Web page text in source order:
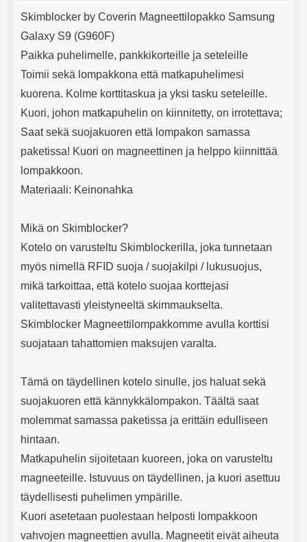
Max Output: USB: DC5V/3.0A
9V/2.22A (PD20W)
12V/1.67A(PD20W) Total Effekt:
20.W Max Johdon pituus: 1 metri
Väri: Valkoinen
Tuotekuvaus
Skimblocker by Coverin Magneettilopakko Samsung
Galaxy S9 (G960F)
Paikka puhelimelle, pankkikorteille ja seteleille
Toimii sekä lompakkona että matkapuhelimesi
kuorena. Kolme korttitaskua ja yksi tasku seteleille.
Kuori, johon matkapuhelin on kiinnitetty, on irrotettava;
Saat sekä suojakuoren että lompakon samassa
paketissa! Kuori on magneettinen ja helppo kiinnittää
lompakkoon.
Materiaali: Keinonahka
Mikä on Skimblocker?
Kotelo on varusteltu Skimblockerilla, joka tunnetaan
myös nimellä RFID suoja / suojakilpi / lukusuojus,
mikä tarkoittaa, että kotelo suojaa korttejasi
valitettavasti yleistyneeltä skimmaukselta.
Skimblocker Magneettilompakkomme avulla korttisi
suojataan tahattomien maksujen varalta.
Tämä on täydellinen kotelo sinulle, jos haluat sekä
suojakuoren että kännykkälompakon. Täältä saat
molemmat samassa paketissa ja erittäin edulliseen
hintaan.
Matkapuhelin sijoitetaan kuoreen, joka on varusteltu
magneeteille. Istuvuus on täydellinen, ja kuori asettuu
täydellisesti puhelimen ympärille.
Kuori asetetaan puolestaan helposti lompakkoon
vahvojen magneettien avulla. Magneetit eivät aiheuta